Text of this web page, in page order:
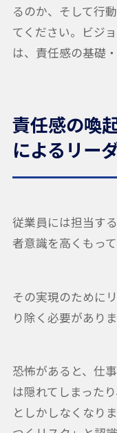
るのか、そして行
てください。ビジ
は、責任感の基礎
責任感の喚
によるリー
従業員には担当す
者意識を高くもっ
その実現のために
り除く必要がありま
恐怖があると、仕
は隠れてしまった
としかしなくなり